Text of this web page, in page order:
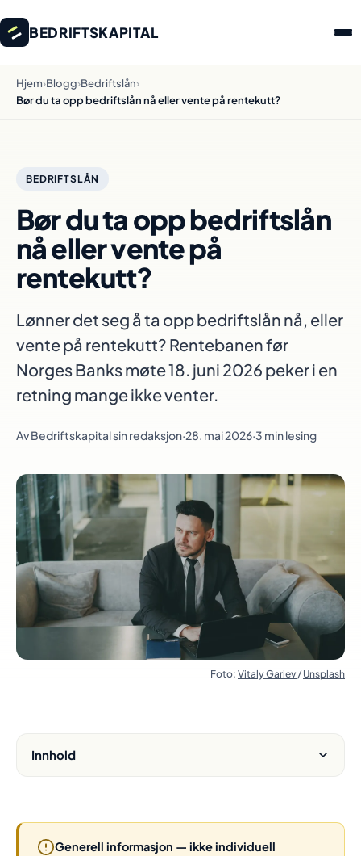
BEDRIFTSKAPITAL
Hjem›Blogg›Bedriftslån›
Bør du ta opp bedriftslån nå eller vente på rentekutt?
BEDRIFTSLÅN
Bør du ta opp bedriftslån
nå eller vente på
rentekutt?
Lønner det seg å ta opp bedriftslån nå, eller
vente på rentekutt? Rentebanen før
Norges Banks møte 18. juni 2026 peker i en
retning mange ikke venter.
AvBedriftskapital sin redaksjon·28. mai 2026·3 min lesing
Foto: Vitaly Gariev / Unsplash
Innhold
Generell informasjon — ikke individuell